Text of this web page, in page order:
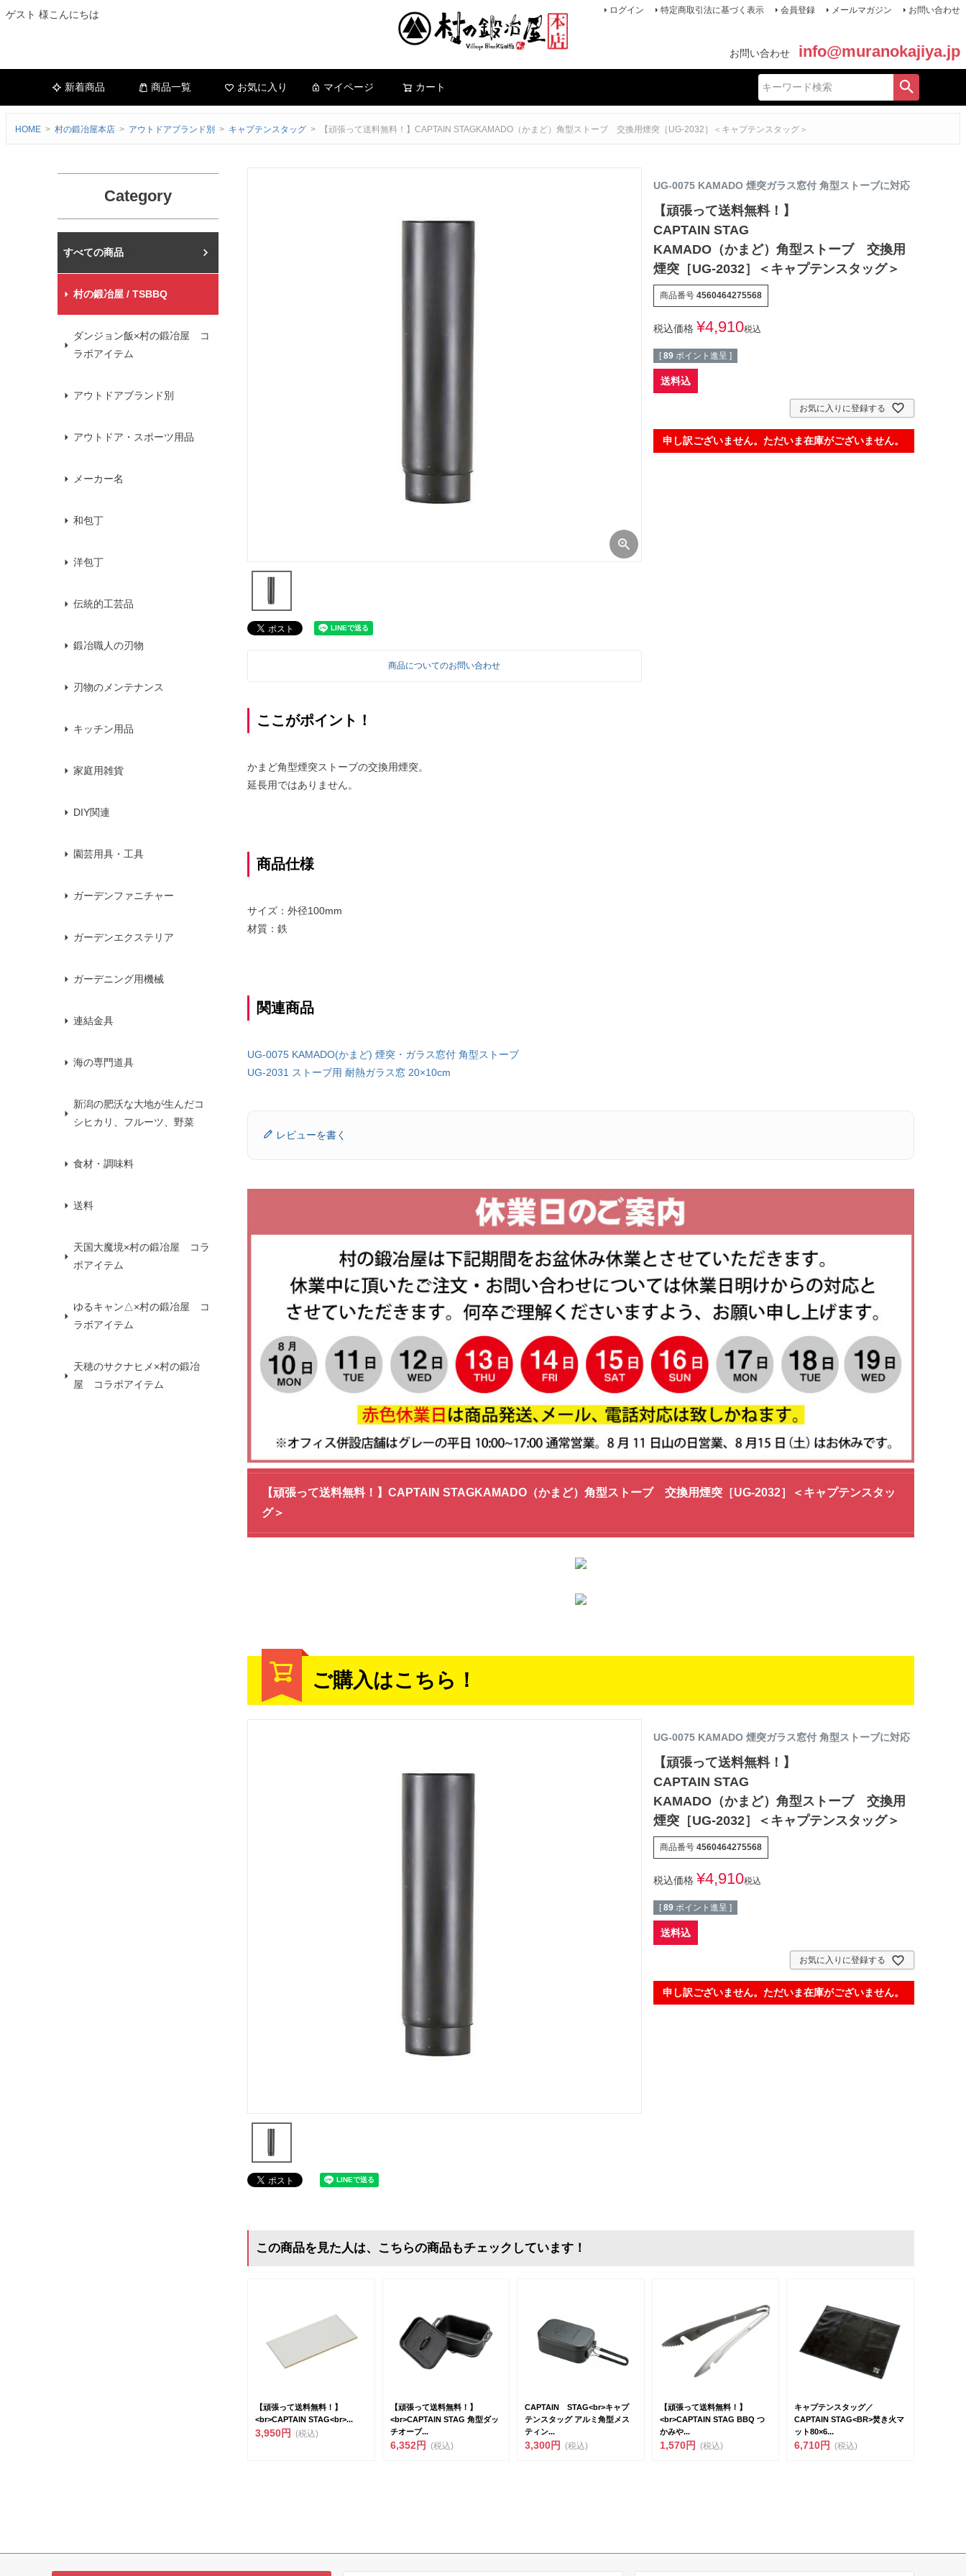
ゲスト 様こんにちは ログイン 特定商取引法に基づく表示 会員登録 メールマガジン お問い合わせ
お問い合わせ info@muranokajiya.jp
新着商品 商品一覧 お気に入り マイページ カート
HOME 村の鍛冶屋本店 アウトドアブランド別 キャプテンスタッグ 【頑張って送料無料！】CAPTAIN STAGKAMADO（かまど）角型ストーブ 交換用煙突［UG-2032］＜キャプテンスタッグ＞
Category
村の鍛冶屋本店
村の鍛冶屋 / TSBBQ
ダンジョン飯×村の鍛冶屋 コ
ラボアイテム
アウトドアブランド別
アウトドア・スポーツ用品
メーカー名
和包丁
洋包丁
伝統的工芸品
鍛冶職人の刃物
刃物のメンテナンス
キッチン用品
家庭用雑貨
DIY関連
園芸用具・工具
ガーデンファニチャー
ガーデンエクステリア
ガーデニング用機械
連結金具
海の専門道具
新潟の肥沃な大地が生んだコ
シヒカリ、フルーツ、野菜
食材・調味料
送料
天国大魔境×村の鍛冶屋 コラ
ボアイテム
ゆるキャン△×村の鍛冶屋 コ
ラボアイテム
天穂のサクナヒメ×村の鍛冶
屋 コラボアイテム
商品についてのお問い合わせ
UG-0075 KAMADO 煙突ガラス窓付 角型ストーブに対応
【頑張って送料無料！】
CAPTAIN STAG
KAMADO（かまど）角型ストーブ 交換用
煙突［UG-2032］＜キャプテンスタッグ＞
商品番号 4560464275568
税込価格 ¥4,910税込
[ 89 ポイント進呈 ]
送料込
お気に入りに登録する
申し訳ございません。ただいま在庫がございません。
ここがポイント！
かまど角型煙突ストーブの交換用煙突。
延長用ではありません。
商品仕様
サイズ：外径100mm
材質：鉄
関連商品
UG-0075 KAMADO(かまど) 煙突・ガラス窓付 角型ストーブ
UG-2031 ストーブ用 耐熱ガラス窓 20×10cm
レビューを書く
【頑張って送料無料！】CAPTAIN STAGKAMADO（かまど）角型ストーブ 交換用煙突［UG-2032］＜キャプテンスタッ
グ＞
ご購入はこちら！
UG-0075 KAMADO 煙突ガラス窓付 角型ストーブに対応
【頑張って送料無料！】
CAPTAIN STAG
KAMADO（かまど）角型ストーブ 交換用
煙突［UG-2032］＜キャプテンスタッグ＞
商品番号 4560464275568
税込価格 ¥4,910税込
[ 89 ポイント進呈 ]
送料込
お気に入りに登録する
申し訳ございません。ただいま在庫がございません。
この商品を見た人は、こちらの商品もチェックしています！
【頑張って送料無料！】
<br>CAPTAIN STAG<br>...
3,950円 (税込)
【頑張って送料無料！】
<br>CAPTAIN STAG 角型ダッ
チオーブ...
6,352円 (税込)
CAPTAIN STAG<br>キャプ
テンスタッグ アルミ角型メス
ティン...
3,300円 (税込)
【頑張って送料無料！】
<br>CAPTAIN STAG BBQ つ
かみや...
1,570円 (税込)
キャプテンスタッグ／
CAPTAIN STAG<BR>焚き火マ
ット80×6...
6,710円 (税込)